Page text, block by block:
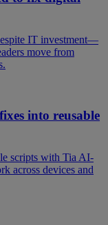
IT investment—
move from
into reusable
scripts with Tia AI-
across devices and